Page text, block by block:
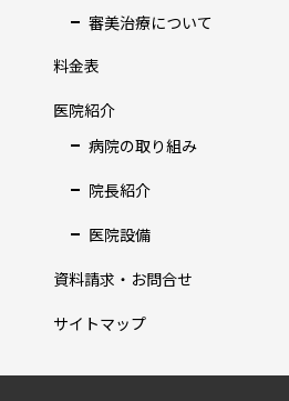
審美治療について
料金表
医院紹介
病院の取り組み
院長紹介
医院設備
資料請求・お問合せ
サイトマップ